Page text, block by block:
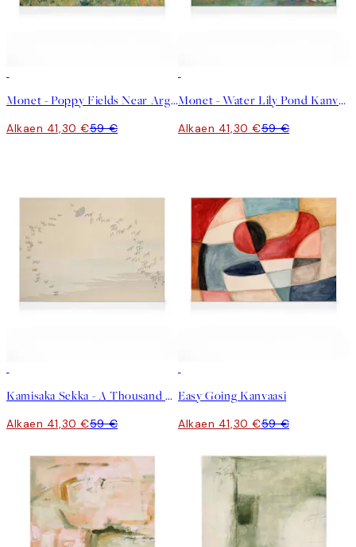
Monet - Poppy Fields Near Argenteuil Landscape Kanvaasi
Alkaen 41,30 €59 €
Monet - Water Lily Pond Kanvaasi
Alkaen 41,30 €59 €
Kamisaka Sekka - A Thousand Grasses Pl.09 Kanvaasi
Alkaen 41,30 €59 €
Easy Going Kanvaasi
Alkaen 41,30 €59 €